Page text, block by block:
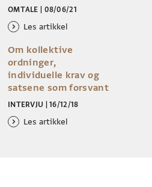
OMTALE 08/06/21
Les artikkel
Om kollektive
ordninger,
individuelle krav og
satsene som forsvant
INTERVJU 16/12/18
Les artikkel